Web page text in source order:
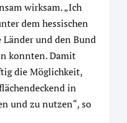
wirksam. „Ich
dem hessischen
und den Bund
konnten. Damit
die Möglichkeit,
in
und zu nutzen“, so